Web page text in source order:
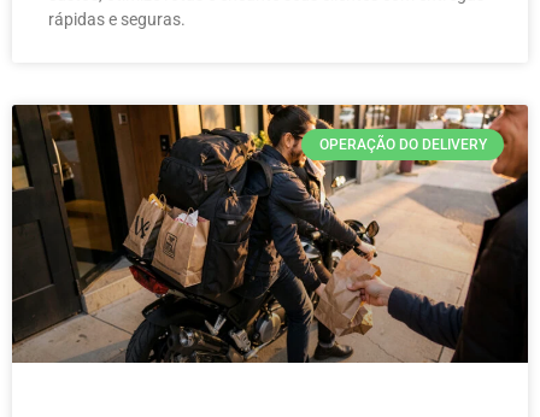
rápidas e seguras.
OPERAÇÃO DO DELIVERY